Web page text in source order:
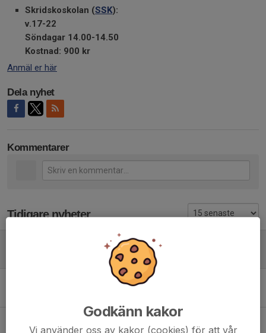
Skridskoskolan (SSK):
v.17-22
Söndagar 14.00-14.50
Kostnad: 900 kr
Anmäl er här
Dela nyhet
Kommentarer
Tidigare nyheter
Skridskoskola eftersäsong
0
Välkomna till årets vårshow! Cirkus på is!
Godkänn kakor
Vi använder oss av kakor (cookies) för att vår